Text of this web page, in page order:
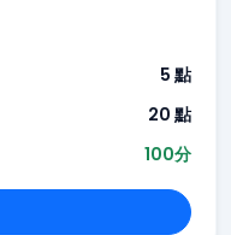
5 點
20 點
100分